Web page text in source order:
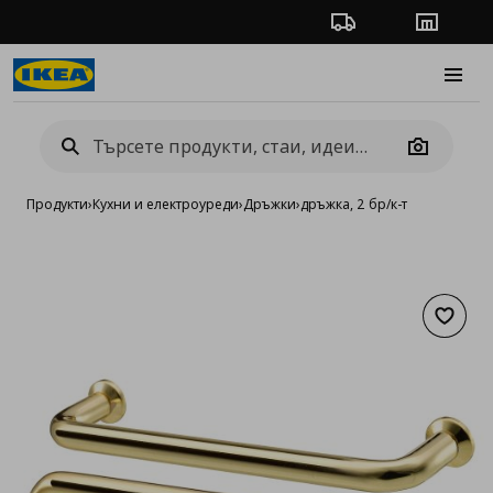
Проследяване на
Camera
Продукти›Кухни и електроуреди›Дръжки›дръжка, 2 бр/к-т